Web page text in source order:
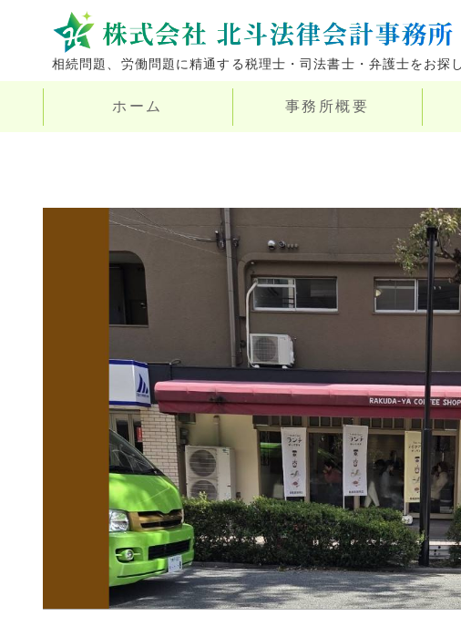
相続問題、労働問題に精通する税理士・司法書士・弁護士をお探
ホーム 事務所概要